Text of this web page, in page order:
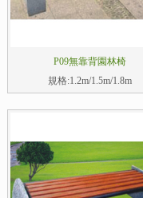
P09無靠背園林椅
規格:1.2m/1.5m/1.8m